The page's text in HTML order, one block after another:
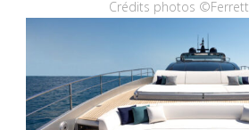
Crédits photos